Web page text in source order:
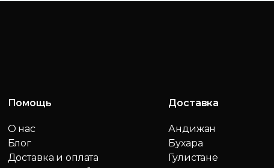
Помощь
О нас
Блог
Доставка и оплата
Доставка
Андижан
Бухара
Гулистане